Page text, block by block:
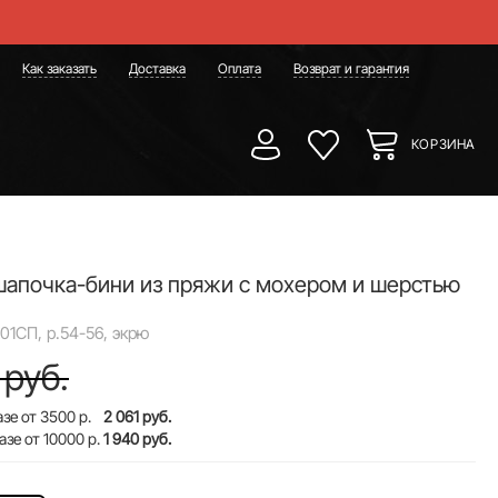
Как заказать Доставка Оплата Возврат и гарантия
КОРЗИНА
бини из пряжи с мохером и шерстью
р.54-56, экрю
от 3500 р. 2 061 руб.
от 10000 р.1 940 руб.